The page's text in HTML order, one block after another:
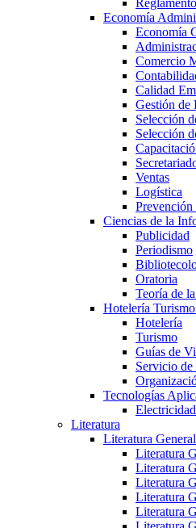
Economía
Economía
Comercio
Calidad
Gestión de
Selección
Selección
Ventas
Logística
Prevención
Ciencias de la
Publicidad
Periodismo
Oratoria
Teoría de
Hotelería
Hotelería
Turismo
Guías de
Servicio
Tecnologías
Literatura
Literatura General
Literatura
Literatura
Literatura
Literatura
Literatura